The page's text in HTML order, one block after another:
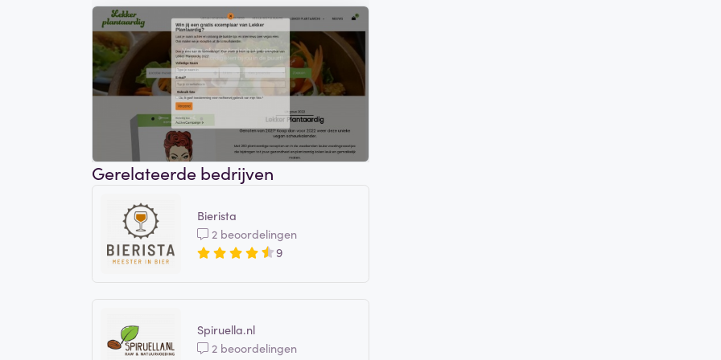
Gerelateerde bedrijven
Bierista
2 beoordelingen
9
Spiruella.nl
2 beoordelingen